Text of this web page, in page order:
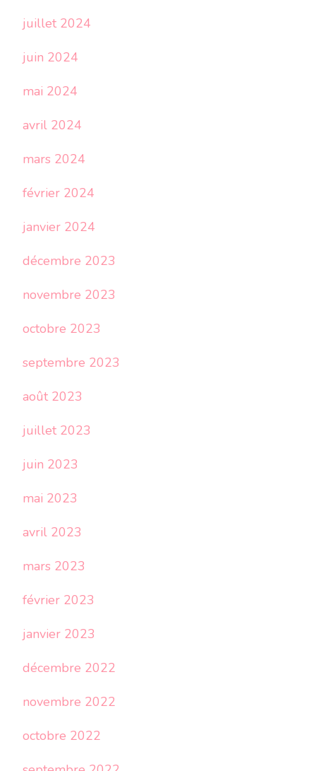
juillet 2024
juin 2024
mai 2024
avril 2024
mars 2024
février 2024
janvier 2024
décembre 2023
novembre 2023
octobre 2023
septembre 2023
août 2023
juillet 2023
juin 2023
mai 2023
avril 2023
mars 2023
février 2023
janvier 2023
décembre 2022
novembre 2022
octobre 2022